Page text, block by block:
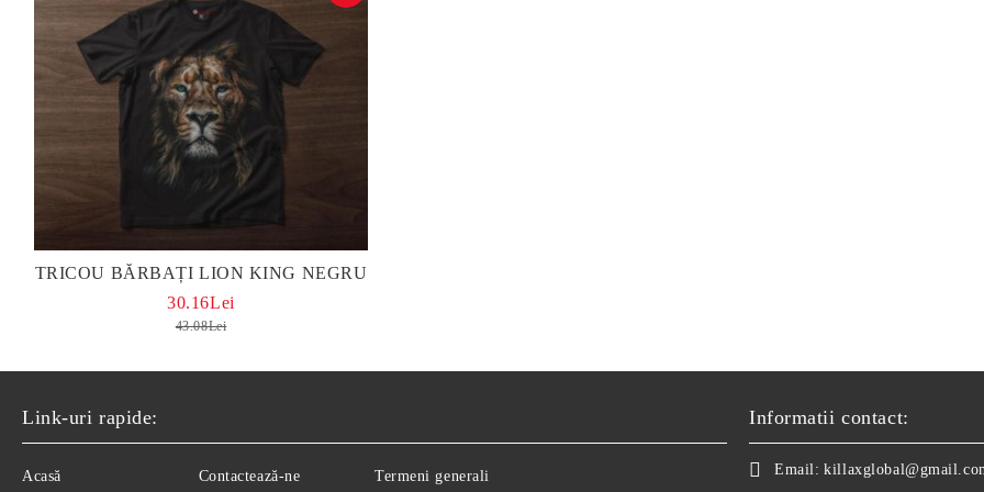
TRICOU BĂRBAȚI LION KING NEGRU
30.16Lei
43.08Lei
Link-uri rapide:
Acasă Contactează-ne Termeni generali
Informatii contact:
Email: